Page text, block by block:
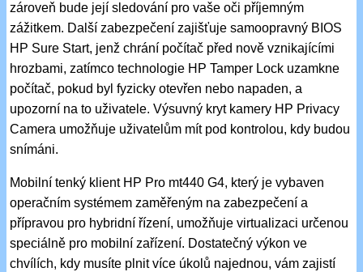
zároveň bude její sledování pro vaše oči příjemným
zážitkem. Další zabezpečení zajišťuje samoopravný BIOS
HP Sure Start, jenž chrání počítač před nově vznikajícími
hrozbami, zatímco technologie HP Tamper Lock uzamkne
počítač, pokud byl fyzicky otevřen nebo napaden, a
upozorní na to uživatele. Výsuvný kryt kamery HP Privacy
Camera umožňuje uživatelům mít pod kontrolou, kdy budou
snímáni.
Mobilní tenký klient HP Pro mt440 G4, který je vybaven
operačním systémem zaměřeným na zabezpečení a
přípravou pro hybridní řízení, umožňuje virtualizaci určenou
speciálně pro mobilní zařízení. Dostatečný výkon ve
chvílích, kdy musíte plnit více úkolů najednou, vám zajistí